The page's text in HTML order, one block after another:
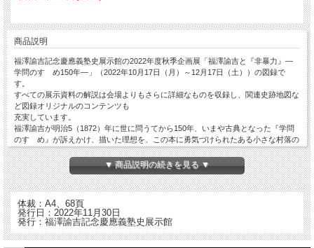
商品説明
福澤諭吉記念慶應義塾史展示館の2022年度秋季企画展「福澤諭吉と『非暴力』―
学問のすゝめ150年―」（2022年10月17日（月）～12月17日（土））の図録で
す。
すべての展示資料の解説は会場よりもさらに詳細なものを収録し、関連史跡地図な
ど図録オリジナルのコンテンツも
充実しています。
福澤諭吉が明治5（1872）年に世に問うてから150年、いまや古典となった『学問
のすゝめ』が訴えかけ、描いた理想を、この本に勇気づけられたある小さな村落の
闘い―長沼事件―を紐解きながら考えます。
目次（抜粋）
1 『学問のすゝめ』の登場
3 長沼事件の勃発
4 福澤諭吉と長沼村民
5 長沼事件の残したもの
インタビュー 小川不二夫「語り継がれる長沼事件」
▼ 商品説明の続きを見る ▼
体裁：A4、68頁
発行日：2022年11月30日
発行：福澤諭吉記念慶應義塾史展示館